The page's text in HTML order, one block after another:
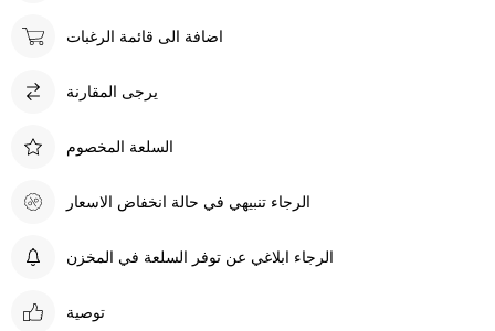
اضافة الى قائمة الرغبات
يرجى المقارنة
السلعة المخصوم
الرجاء تنبيهي في حالة انخفاض الاسعار
الرجاء ابلاغي عن توفر السلعة في المخزن
توصية